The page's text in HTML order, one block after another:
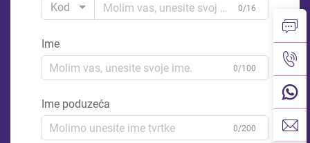
Kod
0/16
Ime
0/100
Ime poduzeća
0/200